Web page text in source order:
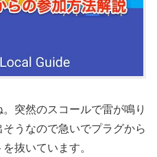
突然のスコールで雷が鳴り
うなので急いでプラグから
抜いています。